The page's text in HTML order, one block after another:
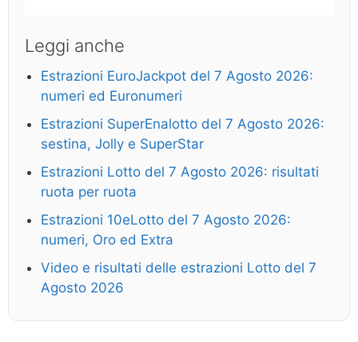
Leggi anche
Estrazioni EuroJackpot del 7 Agosto 2026:
numeri ed Euronumeri
Estrazioni SuperEnalotto del 7 Agosto 2026:
sestina, Jolly e SuperStar
Estrazioni Lotto del 7 Agosto 2026: risultati
ruota per ruota
Estrazioni 10eLotto del 7 Agosto 2026:
numeri, Oro ed Extra
Video e risultati delle estrazioni Lotto del 7
Agosto 2026